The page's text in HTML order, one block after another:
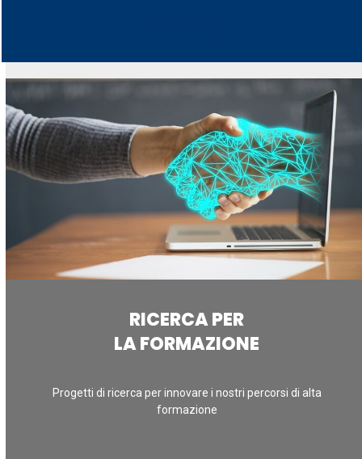
RICERCA PER
LA FORMAZIONE
Progetti di ricerca per innovare i nostri percorsi di alta
formazione